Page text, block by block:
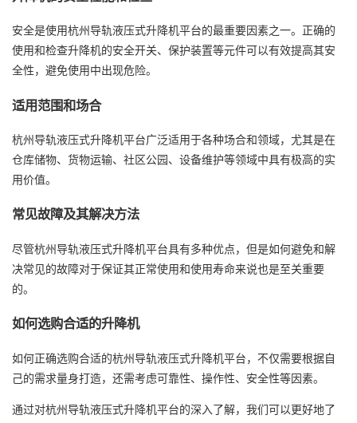
安全是使用杭州导轨液压式升降机平台的最重要因素之一。正确的
使用和检查升降机的安全开关、保护装置等元件可以有效提高其安
全性，避免使用中出现危险。
适用范围和场合
杭州导轨液压式升降机平台广泛适用于各种场合和领域，尤其是在
仓库储物、货物运输、社区公园、设备维护等领域中具有极高的实
用价值。
常见故障及其解决方法
尽管杭州导轨液压式升降机平台具有多种优点，但是如何避免和解
决常见的故障对于保证其正常使用和使用寿命来说也是至关重要
的。
如何选购合适的升降机
如何正确选购合适的杭州导轨液压式升降机平台，不仅需要根据自
己的需求量身打造，还需考虑可靠性、操作性、安全性等因素。
通过对杭州导轨液压式升降机平台的深入了解，我们可以更好地了